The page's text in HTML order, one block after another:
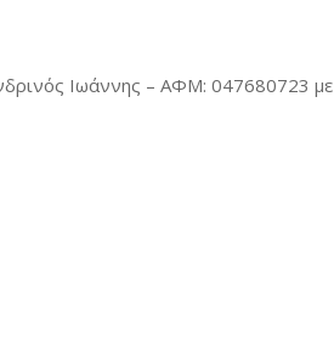
Ιωάννης – ΑΦΜ: 047680723 με